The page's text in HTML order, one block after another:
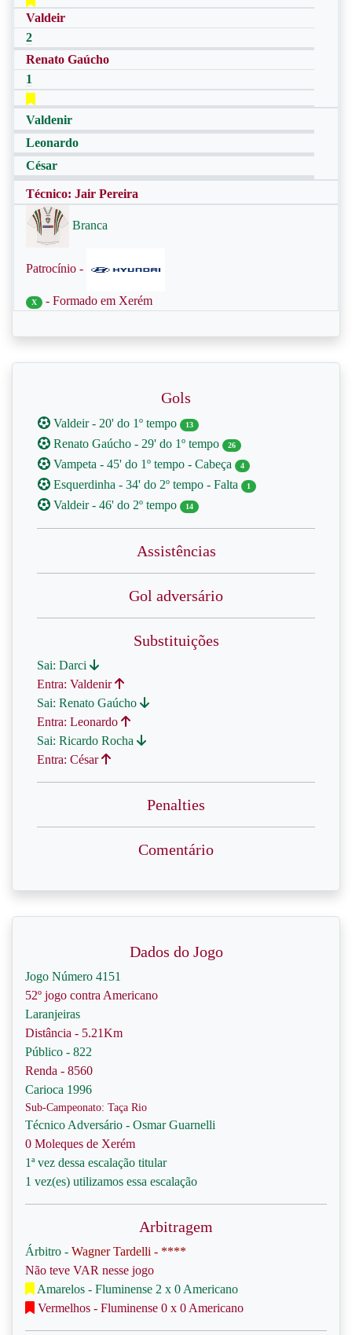
Valdeir
2
Renato Gaúcho
1
Valdenir
Leonardo
César
Técnico: Jair Pereira
Branca
Patrocínio -
X - Formado em Xerém
Gols
Valdeir - 20' do 1º tempo 13
Renato Gaúcho - 29' do 1º tempo 26
Vampeta - 45' do 1º tempo - Cabeça 4
Esquerdinha - 34' do 2º tempo - Falta 1
Valdeir - 46' do 2º tempo 14
Assistências
Gol adversário
Substituições
Sai: Darci
Entra: Valdenir
Sai: Renato Gaúcho
Entra: Leonardo
Sai: Ricardo Rocha
Entra: César
Penalties
Comentário
Dados do Jogo
Jogo Número 4151
52º jogo contra Americano
Laranjeiras
Distância - 5.21Km
Público - 822
Renda - 8560
Carioca 1996
Sub-Campeonato: Taça Rio
Técnico Adversário - Osmar Guarnelli
0 Moleques de Xerém
1ª vez dessa escalação titular
1 vez(es) utilizamos essa escalação
Arbitragem
Árbitro - Wagner Tardelli - ****
Não teve VAR nesse jogo
Amarelos - Fluminense 2 x 0 Americano
Vermelhos - Fluminense 0 x 0 Americano